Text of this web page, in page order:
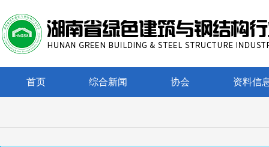
首页 综合新闻 协会 资料信